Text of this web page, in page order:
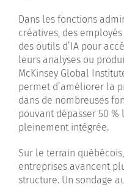
Dans les fonctions
créatives, des
des outils d’IA pour
leurs analyses ou
McKinsey Global
permet d’améliorer la
dans de nombreuses
pouvant dépasser 50
pleinement intégrée.
Sur le terrain
entreprises avancent
structure. Un sondage